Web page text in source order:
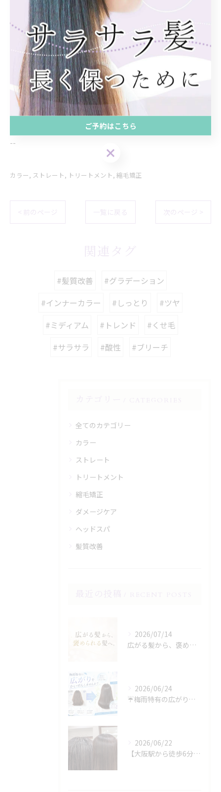
大阪駅近くでカラーを体験
大阪駅近辺でストレートの相談
大阪駅近くで行うトリートメント
大阪駅近くで実施する縮毛矯正
--------------------------------------------------------------------
--
カラー ストレート トリートメント 縮毛矯正
< 前のページ 一覧に戻る 次のページ >
関連タグ
#髪質改善
#グラデーション
#インナーカラー
#しっとり
#ツヤ
#ミディアム
#トレンド
#くせ毛
#サラサラ
#酸性 #ブリーチ
全てのカテゴリー
カラー
ストレート
トリートメント
縮毛矯正
ダメージケア
ヘッドスパ
髪質改善
2026/07/14
広がる髪から、褒められる髪へ。
2026/06/24
☔️梅雨特有の広がり、諦めていませんか？☔️
2026/06/22
【大阪駅から徒歩6分】縮毛矯正専門店の美容院で叶える梅雨のうねり対策
ご予約はこちら